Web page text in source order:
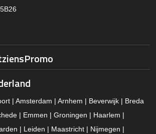
| Amsterdam | Arnhem | Beverwijk | Breda
| Emmen | Groningen | Haarlem |
| Leiden | Maastricht | Nijmegen |